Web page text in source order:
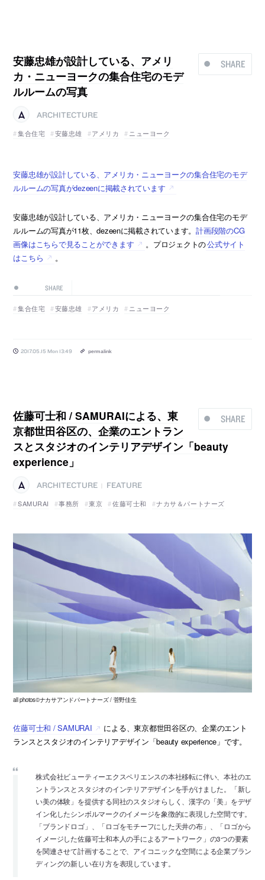
SHARE
安藤忠雄が設計している、アメリ
カ・ニューヨークの集合住宅のモデ
ルルームの写真
ARCHITECTURE
集合住宅
安藤忠雄 アメリカ ニューヨーク
安藤忠雄が設計している、アメリカ・ニューヨークの集合住宅のモデ
ルルームの写真がdezeenに掲載されています
安藤忠雄が設計している、アメリカ・ニューヨークの集合住宅のモデ
ルルームの写真が11枚、dezeenに掲載されています。計画段階のCG
画像はこちらで見ることができます
。プロジェクトの公式サイト
はこちら
。
SHARE
集合住宅 安藤忠雄 アメリカ ニューヨーク
2017.05.15 Mon 13:49 permalink
SHARE
佐藤可士和 / SAMURAIによる、東
京都世田谷区の、企業のエントラン
スとスタジオのインテリアデザイン「beauty
experience」
ARCHITECTURE
FEATURE
SAMURAI
事務所 東京 佐藤可士和 ナカサ＆パートナーズ
all photos©ナカサアンドパートナーズ / 菅野佳生
佐藤可士和 / SAMURAI
による、東京都世田谷区の、企業のエント
ランスとスタジオのインテリアデザイン「beauty experience」です。
株式会社ビューティーエクスペリエンスの本社移転に伴い、本社のエ
ントランスとスタジオのインテリアデザインを手がけました。「新し
い美の体験」を提供する同社のスタジオらしく、漢字の「美」をデザ
イン化したシンボルマークのイメージを象徴的に表現した空間です。
「ブランドロゴ」、「ロゴをモチーフにした天井の布」、「ロゴから
イメージした佐藤可士和本人の手によるアートワーク」の3つの要素
を関連させて計画することで、アイコニックな空間による企業ブラン
ディングの新しい在り方を表現しています。